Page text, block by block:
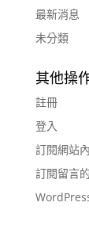
最新消息
未分類
其他操
註冊
登入
訂閱網站
訂閱留言